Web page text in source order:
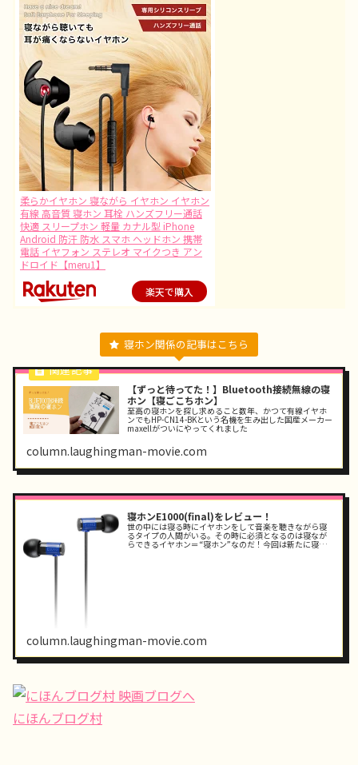
柔らかイヤホン 寝ながら イヤホン イヤホン
有線 高音質 寝ホン 耳栓 ハンズフリー通話
快適 スリープホン 軽量 カナル型 iPhone
Android 防汗 防水 スマホ ヘッドホン 携帯
電話 イヤフォン ステレオ マイクつき アン
ドロイド【meru1】
楽天で購入
寝ホン関係の記事はこちら
【ずっと待ってた！】Bluetooth接続無線の寝
ホン【寝ごこちホン】
至高の寝ホンを探し求めること数年、かつて有線イヤホ
ンでもHP-CN14-BKという名機を生み出した国産メーカー
maxellがついにやってくれました
column.laughingman-movie.com
寝ホンE1000(final)をレビュー！
世の中には寝る時にイヤホンをして音楽を聴きながら寝
るタイプの人間がいる。その時に必須となるのは寝なが
らできるイヤホン＝“寝ホン”なのだ！今回は新たに寝ホ
ンを購入したのでレビューしていきたい。
column.laughingman-movie.com
にほんブログ村